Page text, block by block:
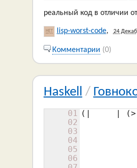
реальный код в отличии
lisp-worst-code, 24
Комментарии (0)
Haskell /
01
02
03
04
05
06
(|     |